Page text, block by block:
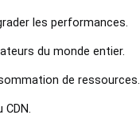
les performances.
du monde entier.
de ressources.